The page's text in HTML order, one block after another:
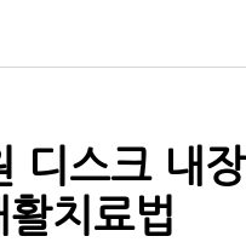
디스크 내
치료법